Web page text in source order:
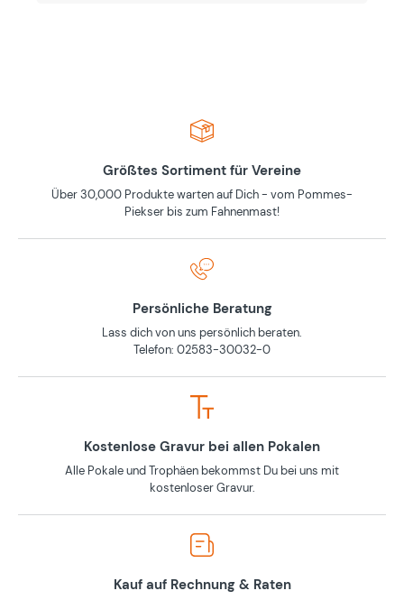
Größtes Sortiment für Vereine
Über 30,000 Produkte warten auf Dich - vom Pommes-
Piekser bis zum Fahnenmast!
Persönliche Beratung
Lass dich von uns persönlich beraten.
Telefon: 02583-30032-0
Kostenlose Gravur bei allen Pokalen
Alle Pokale und Trophäen bekommst Du bei uns mit
kostenloser Gravur.
Kauf auf Rechnung & Raten